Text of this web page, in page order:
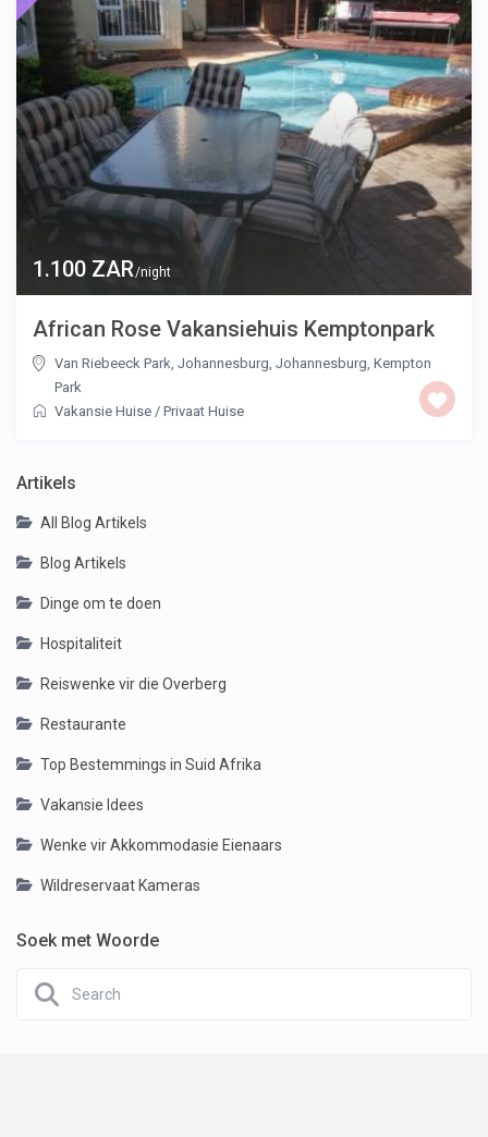
1.100 ZAR/night
African Rose Vakansiehuis Kemptonpark
Van Riebeeck Park, Johannesburg,Johannesburg,Kempton
Park
Vakansie Huise /Privaat Huise
Artikels
All Blog Artikels
Blog Artikels
Dinge om te doen
Hospitaliteit
Reiswenke vir die Overberg
Restaurante
Top Bestemmings in Suid Afrika
Vakansie Idees
Wenke vir Akkommodasie Eienaars
Wildreservaat Kameras
Soek met Woorde